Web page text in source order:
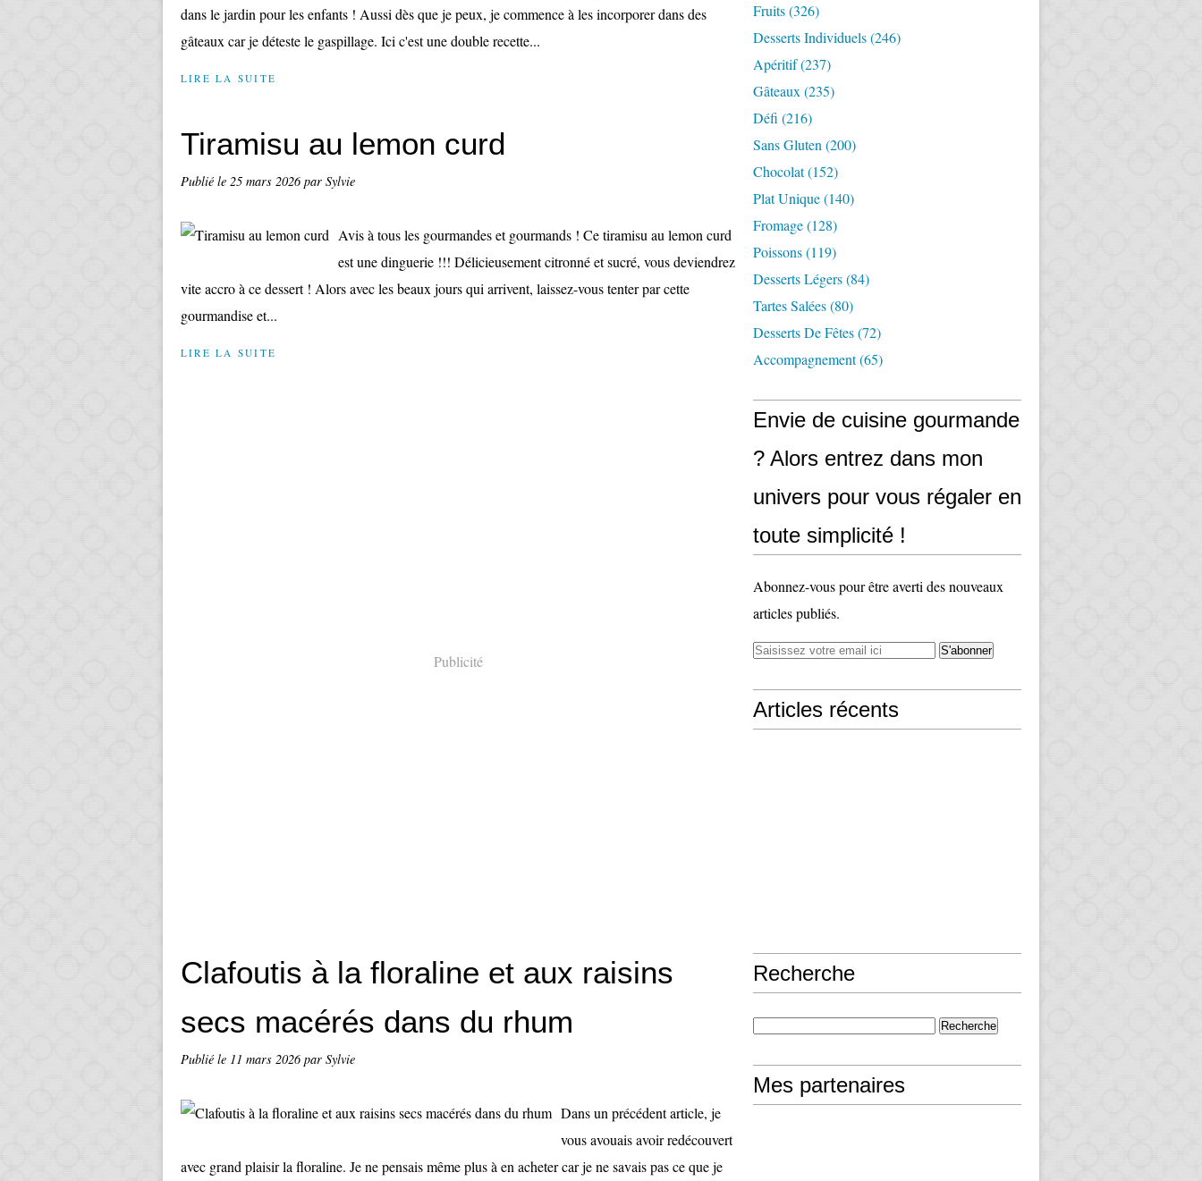
dans le jardin pour les enfants ! Aussi dès que je peux, je commence à les incorporer dans des
gâteaux car je déteste le gaspillage. Ici c'est une double recette...
LIRE LA SUITE
Tiramisu au lemon curd
Publié le 25 mars 2026par Sylvie
Avis à tous les gourmandes et gourmands ! Ce tiramisu au lemon curd
est une dinguerie !!! Délicieusement citronné et sucré, vous deviendrez
vite accro à ce dessert ! Alors avec les beaux jours qui arrivent, laissez-vous tenter par cette
gourmandise et...
LIRE LA SUITE
Publicité
Clafoutis à la floraline et aux raisins
secs macérés dans du rhum
Publié le 11 mars 2026par Sylvie
Dans un précédent article, je
vous avouais avoir redécouvert
avec grand plaisir la floraline. Je ne pensais même plus à en acheter car je ne savais pas ce que je
Fruits(326)
Desserts Individuels(246)
Apéritif(237)
Gâteaux (235)
Défi (216)
Sans Gluten (200)
Chocolat(152)
Plat Unique(140)
Fromage(128)
Poissons(119)
Desserts Légers(84)
Tartes Salées(80)
Desserts De Fêtes(72)
Accompagnement(65)
Envie de cuisine gourmande
? Alors entrez dans mon
univers pour vous régaler en
toute simplicité !
Abonnez-vous pour être averti des nouveaux
articles publiés.
Articles récents
Recherche
Mes partenaires